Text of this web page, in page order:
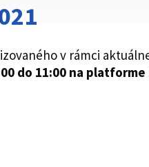
v rámci
do 11:00 na platforme